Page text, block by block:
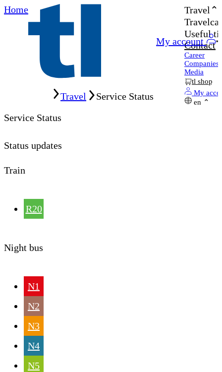
Home
My account
Travel
Useful
Contact
Career
Companies
Media
tl shop
My
en
Travel
Service Status
Service Status
Status updates
Train
R20
Night bus
N1
N2
N3
N4
N5